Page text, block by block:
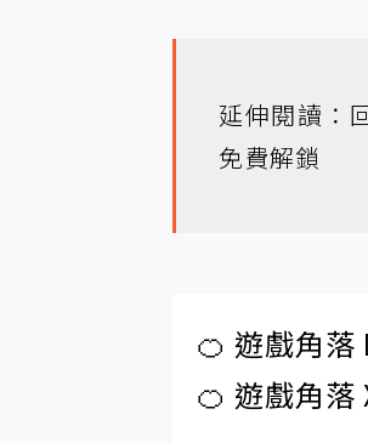
延伸閱讀：
免費解鎖
🍊 遊戲角落
🍊 遊戲角落